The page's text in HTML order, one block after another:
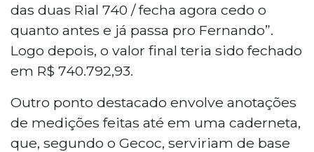
das duas Rial 740 / fecha agora cedo o
quanto antes e já passa pro Fernando”.
Logo depois, o valor final teria sido fechado
em R$ 740.792,93.
Outro ponto destacado envolve anotações
de medições feitas até em uma caderneta,
que, segundo o Gecoc, serviriam de base